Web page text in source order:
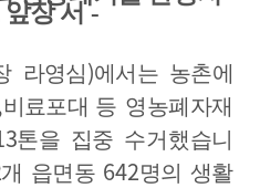
앞장 서-
라영심)에서는 농촌에
비료포대 등 영농폐자재
톤을 집중 수거했습니
개 읍면동 642명의 생활